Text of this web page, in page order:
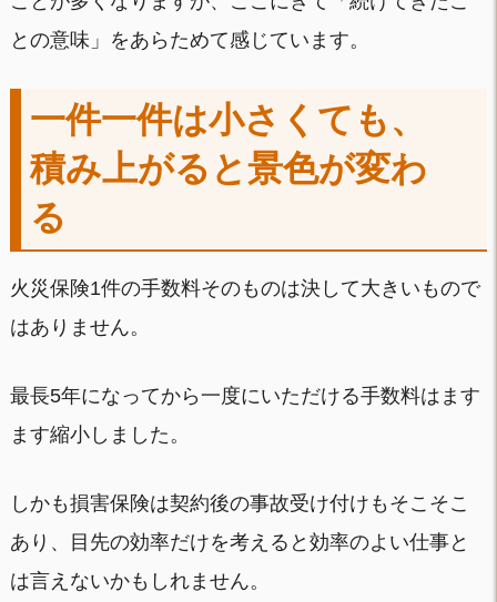
との意味」をあらためて感じています。
一件一件は小さくても、
積み上がると景色が変わ
る
火災保険1件の手数料そのものは決して大きいもので
はありません。
最長5年になってから一度にいただける手数料はます
ます縮小しました。
しかも損害保険は契約後の事故受け付けもそこそこ
あり、目先の効率だけを考えると効率のよい仕事と
は言えないかもしれません。